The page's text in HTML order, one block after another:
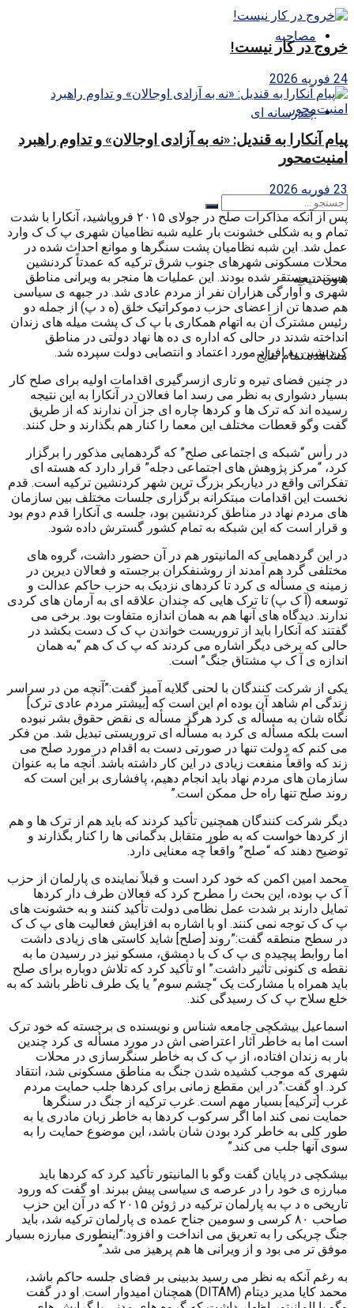
مصاحبه
چندرسانه ای
بدون نتیجه
مشاهده تمام نتایج
خروج در کار نیست!
24 فوریه 2026
پیام آنکارا به قندیل: «نه به آزادی اوجالان» و تداوم راهبرد
امنیت‌محور
23 فوریه 2026
پس از آنکه مذاکرات صلح در جولای ۲۰۱۵ فروپاشید، آنکارا با شدت
تمام و به شکلی خشونت بار علیه شبه نظامیان شهری پ ک ک وارد
عمل شد. این شبه نظامیان پشت سنگرها و موانع احداث شده در
محلات مسکونی شهرهای جنوب شرق ترکیه که عمدتاً کردنشین
هستند، مستقر شده بودند. این عملیات ها منجر به ویرانی مناطق
شهری و آوارگی هزاران نفر از مردم عادی شد. در جبهه ی سیاسی
هم صدها تن از اعضای حزب دموکراتیک خلق (ه د پ) از جمله دو
رئیس مشترک آن به اتهام همکاری با پ ک ک پشت میله های زندان
انداخته شدند در حالی که اداره ی ده ها نهاد دولتی در مناطق
کردنشین به افراد مورد اعتماد و انتصابی دولت سپرده شد.
در چنین فضای تیره و تاری ازسرگیری اقدامات اولیه برای صلح کار
بسیار دشواری به نظر می رسد اما فعالان در آنکارا به این نتیجه
رسیده اند که ترک ها و کردها چاره ای جز آن ندارند که از طریق
گفت وگو قعطات مختلف این معما را کنار هم بگذارند و حل کنند.
در رأس “شبکه ی اجتماعی صلح” که گردهمایی مذکور را برگزار
کرد، “مرکز پژوهش های اجتماعی دجله” قرار دارد که هسته ای
تفکراتی واقع در دیاربکر بزرگ ترین شهر کردنشین ترکیه است. قدم
نخست این اقدامات مبتکرانه برگزاری جلسات مختلف بین سازمان
های مردم نهاد در مناطق کردنشین بود، جلسه ی آنکارا قدم دوم بود
و قرار است که این شبکه به تمام کشور گسترش داده شود.
در این گردهمایی که المانیتور هم در آن حضور داشت، گروه های
مختلفی گرد هم آمدند از روشنفکران برجسته و فعالان دیرین در
زمینه ی مسأله ی کرد تا کردهای نزدیک به حزب حاکم عدالت و
توسعه (آ ک پ) تا ترک هایی که چندان علاقه ای به آرمان های کردی
ندارند. دیدگاه های آنها هم به همان اندازه متفاوت بود. برخی می
گفتند که آنکارا باید از تروریست خواندن پ ک ک دست بکشد در
حالی که برخی دیگر اشاره می کردند که پ ک ک هم “به همان
اندازه ی آ ک پ مشتاق جنگ” است.
یکی از شرکت کنندگان با لحنی گلایه آمیز گفت:”آنچه من در سراسر
زندگی ام شاهد آن بوده ام این است که [بیشتر مردم عادی ترک]
نگاه شان به مسأله ی کرد هرگز مسأله ی نقض حقوق بشر نبوده
است بلکه مسأله ی کرد به مسأله ای تروریستی تبدیل شد. من فکر
می کنم که دولت تنها در صورتی دست به اقدام در مورد صلح می
زند که واقعاً منفعت زیادی در این کار داشته باشد. آنچه ما به عنوان
سازمان های مردم نهاد باید انجام دهیم، پافشاری بر این است که
روند صلح تنها راه حل ممکن است.”
دیگر شرکت کنندگان همچنین تأکید کردند که باید هم از ترک ها و هم
از کردها خواست که به طور متقابل بدگمانی ها را کنار بگذارند و
توضیح دهند که “صلح” واقعاً چه معنایی دارد.
محمد امین اکمن که خود کرد است و قبلاً نماینده ی پارلمان از حزب
آ ک پ بوده، این بحث را مطرح کرد که فعالان طرف دار کردها
تمایل دارند بر شدت عمل نظامی دولت تأکید کنند و به خشونت های
پ ک ک توجه نمی کنند. او با اشاره به افزایش فعالیت های پ ک ک
در سطح منطقه گفت:”روند [صلح] شاید کاستی های زیادی داشت
اما روابط پیچیده ی پ ک ک با دمشق، مسکو نیز در رسیدن ما به
نقطه ی کنونی تأثیر داشت.” او تأکید کرد که تلاش دوباره برای صلح
باید همراه با مشارکت یک “چشم سوم” یا یک طرف ناظر باشد که به
خلع سلاح پ ک ک رسیدگی کند.
اسماعیل بیشکچی جامعه شناس و نویسنده ی برجسته که خود ترک
است اما به خاطر آثار اعتراضی اش در مورد مسأله ی کرد چندین
بار به زندان افتاده، از پ ک ک به خاطر سنگرسازی در محلات
شهری که موجب کشیده شدن جنگ به مناطق مسکونی شد، انتقاد
کرد. او گفت:”در این مقطع زمانی برای کردها جلب حمایت مردم
غرب [ترکیه] بسیار مهم است. غرب ترکیه از جنگ در سنگرها
حمایت نمی کند اما اگر سرکوب کردها به خاطر زبان مادری یا به
طور کلی به خاطر کرد بودن شان باشد، این موضوع حمایت را به
سوی آنها جلب می کند.”
بیشکچی در پایان گفت وگو با المانیتور تأکید کرد که کردها باید
مبارزه ی خود را در عرصه ی سیاسی پیش ببرند. او گفت که ورود
تاریخی ه د پ به پارلمان ترکیه در ژوئن ۲۰۱۵ که در آن این حزب
صاحب ۸۰ کرسی و سومین جناح عمده ی پارلمان ترکیه شد، باید
جنگ چریکی را به تعریق می انداخت و افزود:”اینطوری مبارزه بسیار
موفق تر می بود و از ویرانی ها هم پرهیز می شد.”
به رغم آنکه به نظر می رسید بدبینی بر فضای جلسه حاکم باشد،
محمد کایا مدیر دیتام (DITAM) همچنان امیدوار است. او در گفت